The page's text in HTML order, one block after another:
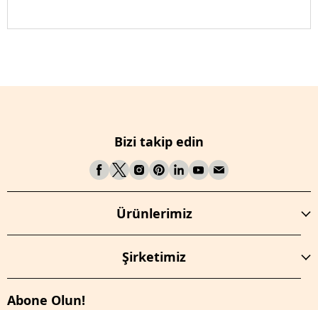
Bizi takip edin
Ürünlerimiz
Şirketimiz
Abone Olun!